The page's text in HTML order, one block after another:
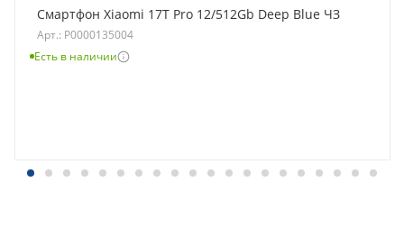
Смартфон Xiaomi 17T Pro 12/512Gb Deep Blue ЧЗ
Арт.: Р0000135004
Есть в наличии